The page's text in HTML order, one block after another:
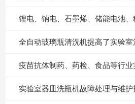
全自动玻璃瓶清洗机提高了实验
实验室器皿洗瓶机故障处理与维护